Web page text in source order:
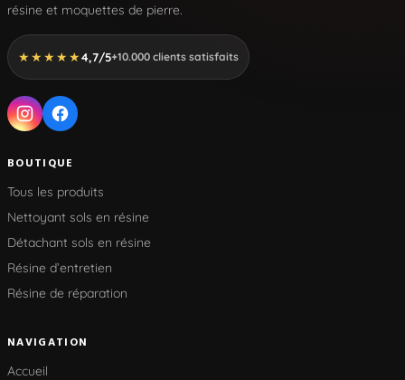
résine et moquettes de pierre.
★★★★★4,7/5+10.000 clients satisfaits
BOUTIQUE
Tous les produits
Nettoyant sols en résine
Détachant sols en résine
Résine d’entretien
Résine de réparation
NAVIGATION
Accueil